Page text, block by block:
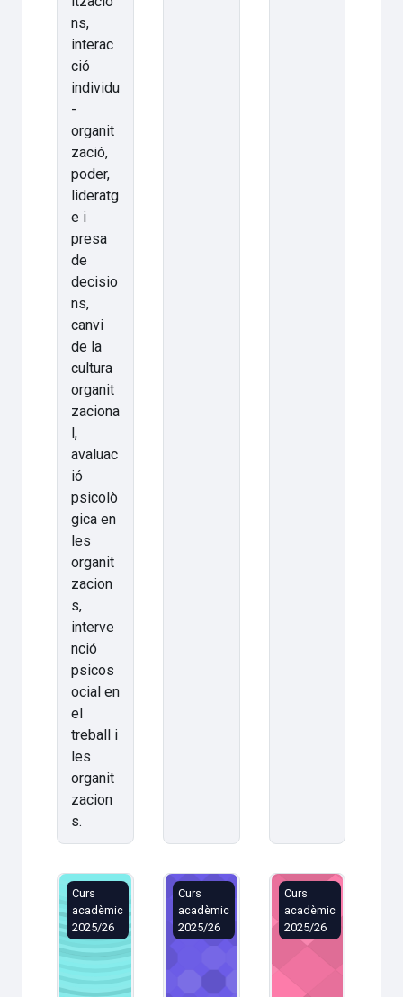
ns,
interac
ció
individu
-
organit
zació,
poder,
lideratg
e i
presa
de
decisio
ns,
canvi
de la
cultura
organit
zaciona
l,
avaluac
ió
psicolò
gica en
les
organit
zacion
s,
interve
nció
psicos
ocial en
el
treball i
les
organit
zacion
s.
Curs monogràfic II (3102G03045/2025)
Curs
acadèmic
2025/26
Biogeografia i canvi ambiental
Curs
acadèmic
2025/26
Proyectos
Curs
acadèmic
2025/26